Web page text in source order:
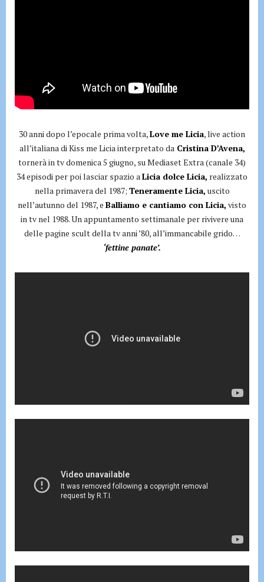
30 anni dopo l’epocale prima volta,Love me Licia, live action
all’italiana di Kiss me Licia interpretato daCristina D’Avena,
tornerà in tv domenica 5 giugno, su Mediaset Extra (canale 34)
34 episodi per poi lasciar spazio aLicia dolce Licia, realizzato
nella primavera del 1987; Teneramente Licia, uscito
nell’autunno del 1987, e Balliamo e cantiamo con Licia, visto
in tv nel 1988. Un appuntamento settimanale per rivivere una
delle pagine scult della tv anni ’80, all’immancabile grido…
‘fettine panate’.